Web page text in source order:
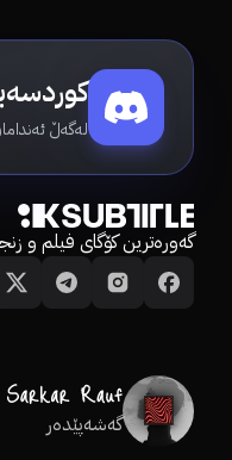
لەگەڵ
گەورەترین کۆگای فیلم و
گەشەپێدەر